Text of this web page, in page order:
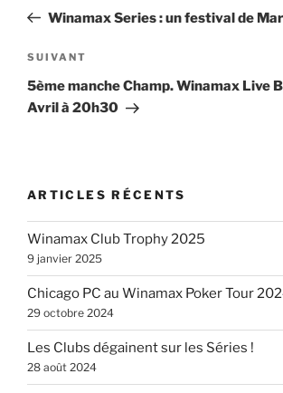
l’article
précédent
Winamax Series : un festival de
Article
suivant
SUIVANT
5ème manche Champ. Winamax Live
Avril à 20h30
ARTICLES RÉCENTS
Winamax Club Trophy 2025
9 janvier 2025
Chicago PC au Winamax Poker Tour
29 octobre 2024
Les Clubs dégainent sur les Séries !
28 août 2024